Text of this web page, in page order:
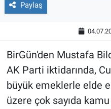
Paylaş
BirGün'den Mustafa
AK Parti iktidarında,
büyük emeklerle elde
üzere çok sayıda kamu